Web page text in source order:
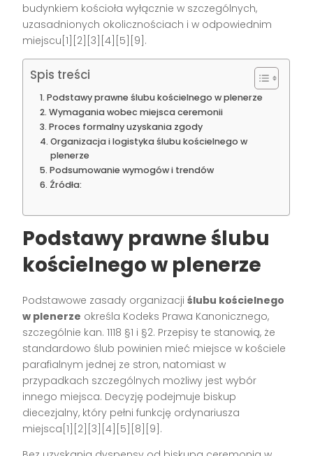
budynkiem kościoła wyłącznie w szczególnych,
uzasadnionych okolicznościach i w odpowiednim
miejscu[1][2][3][4][5][9].
Spis treści
Podstawy prawne ślubu kościelnego w plenerze
Wymagania wobec miejsca ceremonii
Proces formalny uzyskania zgody
Organizacja i logistyka ślubu kościelnego w
plenerze
Podsumowanie wymogów i trendów
Źródła:
Podstawy prawne ślubu
kościelnego w plenerze
Podstawowe zasady organizacjiślubu kościelnego
w plenerze określa Kodeks Prawa Kanonicznego,
szczególnie kan. 1118 §1 i §2. Przepisy te stanowią, że
standardowo ślub powinien mieć miejsce w kościele
parafialnym jednej ze stron, natomiast w
przypadkach szczególnych możliwy jest wybór
innego miejsca. Decyzję podejmuje biskup
diecezjalny, który pełni funkcję ordynariusza
miejsca[1][2][3][4][5][8][9].